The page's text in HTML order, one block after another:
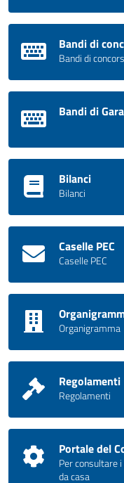
Bandi di
Bandi di
Bandi di Gara
Bilanci
Bilanci
Caselle PEC
Caselle PEC
Organigramma
Regolamenti
Regolamenti
Portale del
Per consultare
da casa